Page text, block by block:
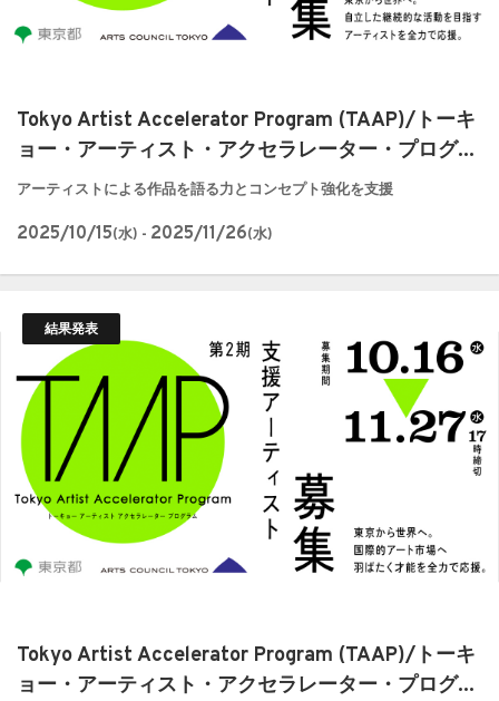
Tokyo Artist Accelerator Program (TAAP)/トーキ
ョー・アーティスト・アクセラレーター・プログ...
アーティストによる作品を語る力とコンセプト強化を支援
2025/10/15(水) - 2025/11/26(水)
結果発表
Tokyo Artist Accelerator Program (TAAP)/トーキ
ョー・アーティスト・アクセラレーター・プログ...